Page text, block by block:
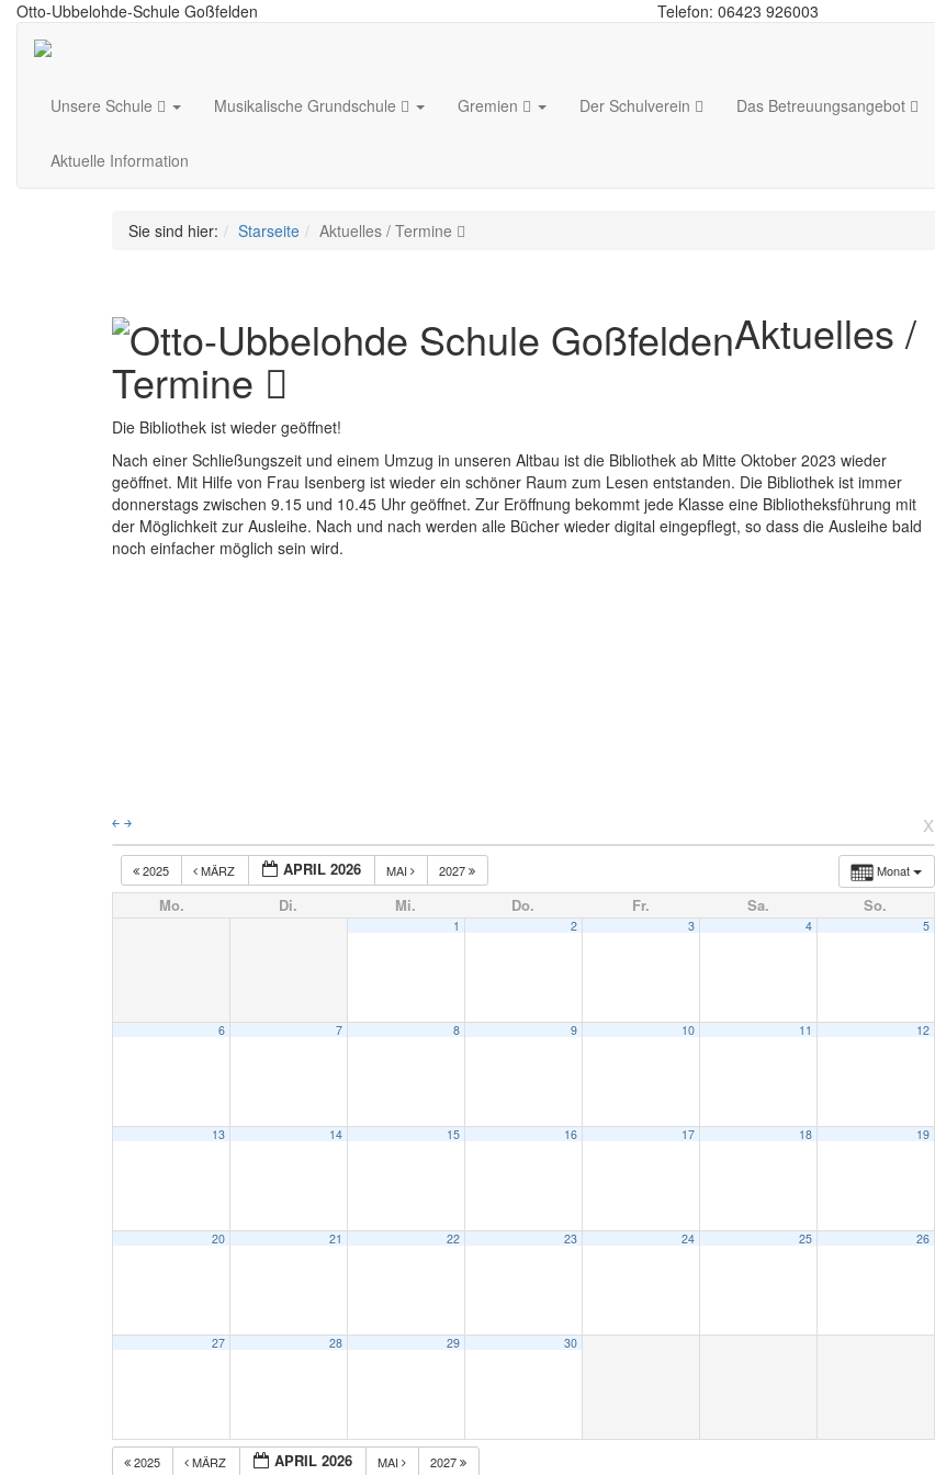
Otto-Ubbelohde-Schule Goßfelden Telefon: 06423 926003
Unsere Schule Musikalische Grundschule Gremien Der Schulverein Das Betreuungsangebot
Aktuelle Information
Sie sind hier: Starseite Aktuelles / Termine
Aktuelles /
Termine
Die Bibliothek ist wieder geöffnet!
Nach einer Schließungszeit und einem Umzug in unseren Altbau ist die Bibliothek ab Mitte Oktober 2023 wieder
geöffnet. Mit Hilfe von Frau Isenberg ist wieder ein schöner Raum zum Lesen entstanden. Die Bibliothek ist immer
donnerstags zwischen 9.15 und 10.45 Uhr geöffnet. Zur Eröffnung bekommt jede Klasse eine Bibliotheksführung mit
der Möglichkeit zur Ausleihe. Nach und nach werden alle Bücher wieder digital eingepflegt, so dass die Ausleihe bald
noch einfacher möglich sein wird.
￩ ￫ x
Monat
2025 MÄRZ APRIL 2026 MAI 2027
Mo. Di. Mi. Do. Fr. Sa. So.
1 2 3 4 5
6 7 8 9 10 11 12
13 14 15 16 17 18 19
20 21 22 23 24 25 26
27 28 29 30
2025 MÄRZ APRIL 2026 MAI 2027